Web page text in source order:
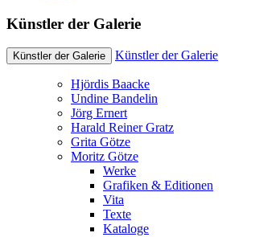
Künstler der Galerie
Künstler der Galerie Künstler der Galerie
Hjördis Baacke
Undine Bandelin
Jörg Ernert
Harald Reiner Gratz
Grita Götze
Moritz Götze
Werke
Grafiken & Editionen
Vita
Texte
Kataloge